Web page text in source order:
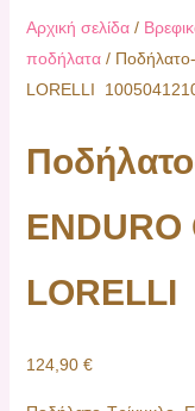
Αρχική σελίδα/
ποδήλατα/
LORELLI
ΕΝDURO
LORELLI
124,90 €